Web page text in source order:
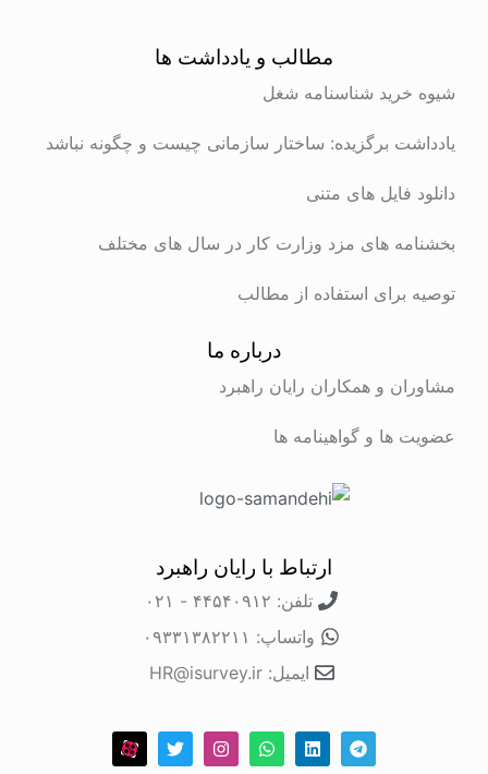
مطالب و یادداشت ها
شیوه خرید شناسنامه شغل
یادداشت برگزیده: ساختار سازمانی چیست و چگونه نباشد
دانلود فایل های متنی
بخشنامه های مزد وزارت کار در سال های مختلف
توصیه برای استفاده از مطالب
درباره ما
مشاوران و همکاران رایان راهبرد
عضویت ها و گواهینامه ها
ارتباط با رایان راهبرد
تلفن: ۴۴۵۴۰۹۱۲ - ۰۲۱
واتساپ: ۰۹۳۳۱۳۸۲۲۱۱
ایمیل: HR@isurvey.ir